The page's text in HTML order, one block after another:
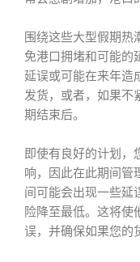
围绕这些大型假期热
免港口拥堵和可能的
延误或可能在来年造
发货，或者，如果不
期结束后。
即使有良好的计划，
响，因此在此期间管
间可能会出现一些延
险降至最低。这将使
误，并确保如果您的